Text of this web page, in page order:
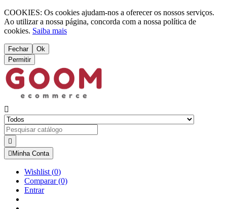
COOKIES: Os cookies ajudam-nos a oferecer os nossos serviços.
Ao utilizar a nossa página, concorda com a nossa política de
cookies. Saiba mais
Fechar
Ok
Permitir


 Minha Conta
Wishlist (0)
Comparar(0)
Entrar